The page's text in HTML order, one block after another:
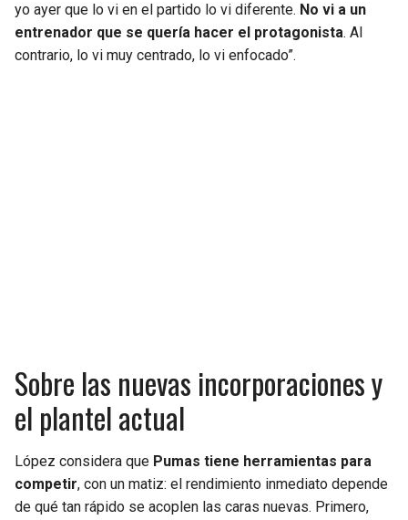
yo ayer que lo vi en el partido lo vi diferente. No vi a un
entrenador que se quería hacer el protagonista. Al
contrario, lo vi muy centrado, lo vi enfocado”.
Sobre las nuevas incorporaciones y
el plantel actual
López considera que Pumas tiene herramientas para
competir, con un matiz: el rendimiento inmediato depende
de qué tan rápido se acoplen las caras nuevas. Primero,